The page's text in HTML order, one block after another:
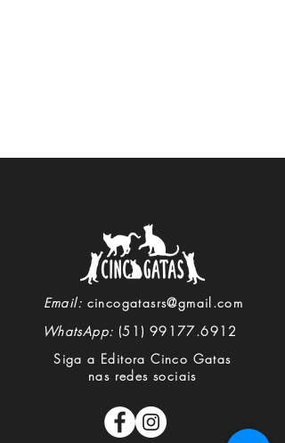
Email: cincogatasrs@gmail.com
WhatsApp: (51) 99177.6912
Siga a Editora Cinco Gatas
nas redes sociais